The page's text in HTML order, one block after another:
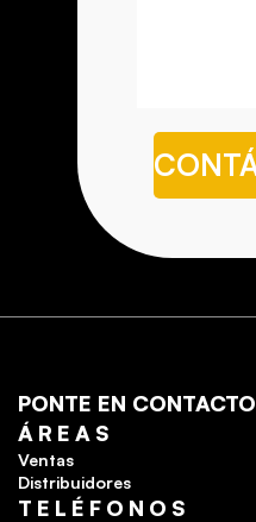
PONTE EN CONTACTO
ÁREAS
Ventas
Distribuidores
TELÉFONOS